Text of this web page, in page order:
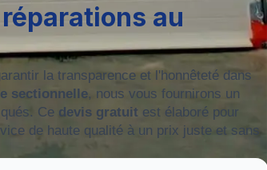
au
la transparence et l'honnêteté dans
sectionnelle, nous vous fournirons un
Ce devis gratuit est élaboré pour
de haute qualité à un prix juste et sans